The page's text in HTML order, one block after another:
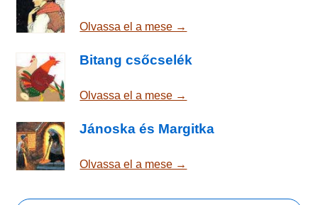
Olvassa el a mese →
Bitang csőcselék
Olvassa el a mese →
Jánoska és Margitka
Olvassa el a mese →